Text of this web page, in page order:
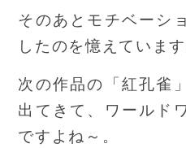
そのあとモチベーシ
したのを憶えています
次の作品の「紅孔雀
出てきて、ワールド
ですよね～。